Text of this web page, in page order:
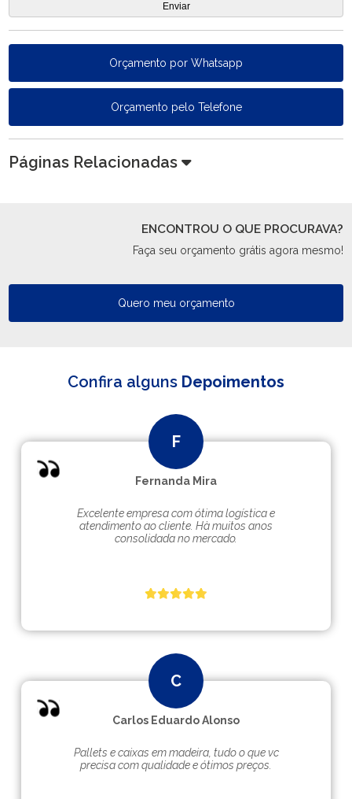
Orçamento por Whatsapp
Orçamento pelo Telefone
Páginas Relacionadas
ENCONTROU O QUE PROCURAVA?
Faça seu orçamento grátis agora mesmo!
Quero meu orçamento
Confira alguns Depoimentos
Fernanda Mira
Excelente empresa com ótima logística e
atendimento ao cliente. Hà muitos anos
consolidada no mercado.
Carlos Eduardo Alonso
Pallets e caixas em madeira, tudo o que vc
precisa com qualidade e ótimos preços.